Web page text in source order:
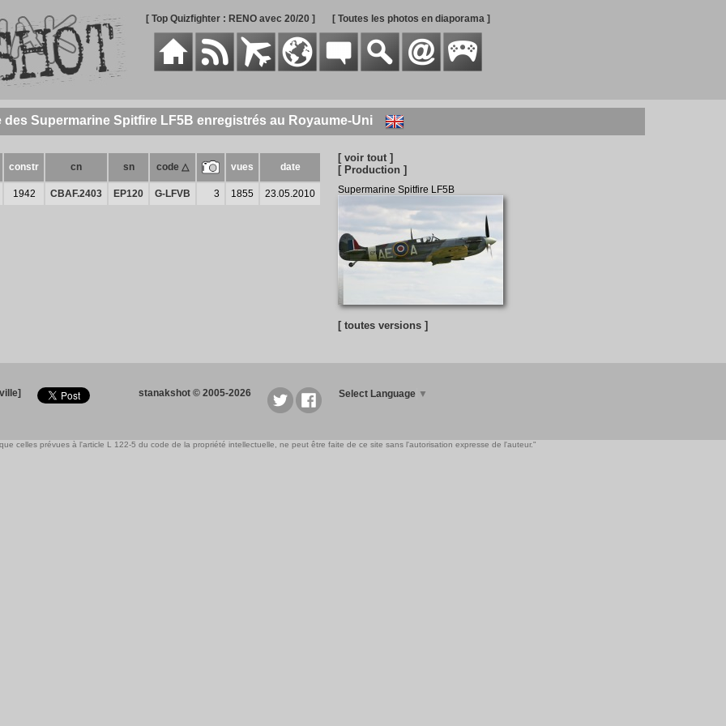
[ Top Quizfighter : RENO avec 20/20 ] [ Toutes les photos en diaporama ]
des Supermarine Spitfire LF5B enregistrés au Royaume-Uni
constr cn sn code △ vues date
1942 CBAF.2403 EP120 G-LFVB 3 1855 23.05.2010
[ voir tout ]
[ Production ]
Supermarine Spitfire LF5B
[ toutes versions ]
stanakshot © 2005-2026 Select Language ▼
celles prévues à l'article L 122-5 du code de la propriété intellectuelle, ne peut être faite de ce site sans l'autorisation expresse de l'auteur."